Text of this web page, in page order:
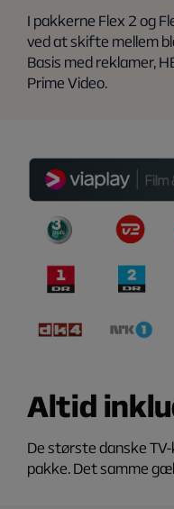
I pakkerne Flex 2 og
ved at skifte mellem
Basis med reklamer,
Prime Video.
Altid
De største danske
pakke. Det samme